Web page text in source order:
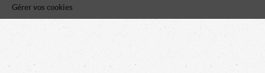
Gérer vos cookies